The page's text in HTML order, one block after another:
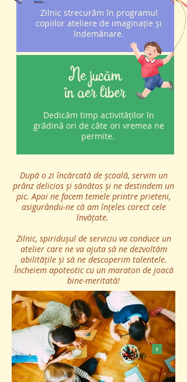
Zilnic strecurăm în programul
copiilor ateliere de imaginație și
îndemânare.
Ne jucăm
în aer liber
Dedicăm timp activităților în
grădină ori de câte ori vremea ne
permite.
După o zi încărcată de școală, servim un
prânz delicios și sănătos și ne destindem un
pic. Apoi ne facem temele printre prieteni,
asigurându-ne că am înțeles corect cele
învățate.
Zilnic, spiridușul de serviciu va conduce un
atelier care ne va ajuta să ne dezvoltăm
abilitățile și să ne descoperim talentele.
Încheiem apoteotic cu un maraton de joacă
bine-meritată!